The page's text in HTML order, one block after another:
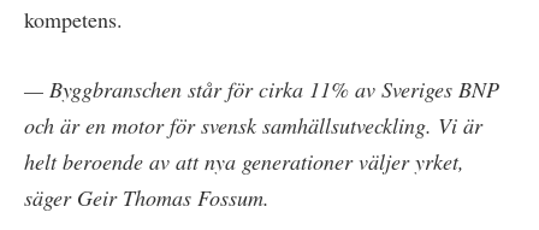
kompetens.
— Byggbranschen står för cirka 11% av Sveriges BNP
och är en motor för svensk samhällsutveckling. Vi är
helt beroende av att nya generationer väljer yrket,
säger Geir Thomas Fossum.